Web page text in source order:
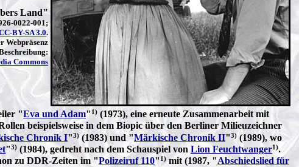
Land"
0022-001;
BY-SA 3.0.
Webpräsenz
Commons
"Eva und Adam"1) (1973), eine erneute Zusammenarbeit mit
beispielsweise in dem Biopic über den Berliner Milieuzeichner
Chronik I"3) (1983) und "Märkische Chronik II"3) (1989), wo
"3) (1984), gedreht nach dem Schauspiel von Lion Feuchtwanger1).
zu DDR-Zeiten im "Polizeiruf 110" 1)mit (1987, "Abschiedslied für